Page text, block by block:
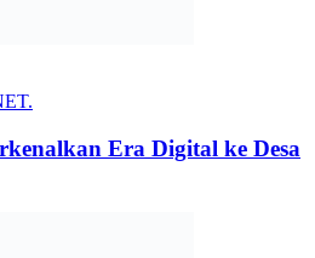
Era Digital ke Desa